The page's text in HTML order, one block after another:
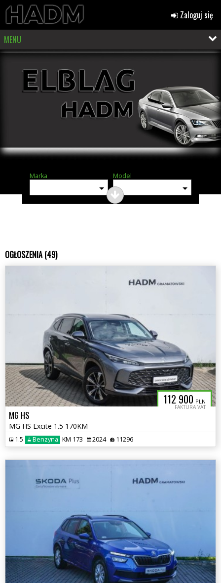
Zaloguj się
MENU
Marka Model
OGŁOSZENIA (49)
112 900 PLN
FAKTURA VAT
MG HS
MG HS Excite 1.5 170KM
1.5 Benzyna KM 173 2024 11296